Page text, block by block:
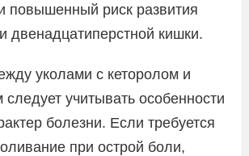
повышенный риск развития
двенадцатиперстной кишки.
уколами с кеторолом и
учитывать особенности
болезни. Если требуется
при острой боли,